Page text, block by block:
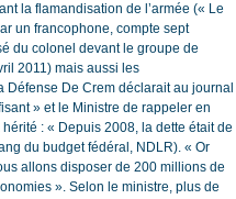
la flamandisation de l’armée (« Le
un francophone, compte sept
du colonel devant le groupe de
2011) mais aussi les
Défense De Crem déclarait au journal
» et le Ministre de rappeler en
: « Depuis 2008, la dette était de
du budget fédéral, NDLR). « Or
allons disposer de 200 millions de
». Selon le ministre, plus de